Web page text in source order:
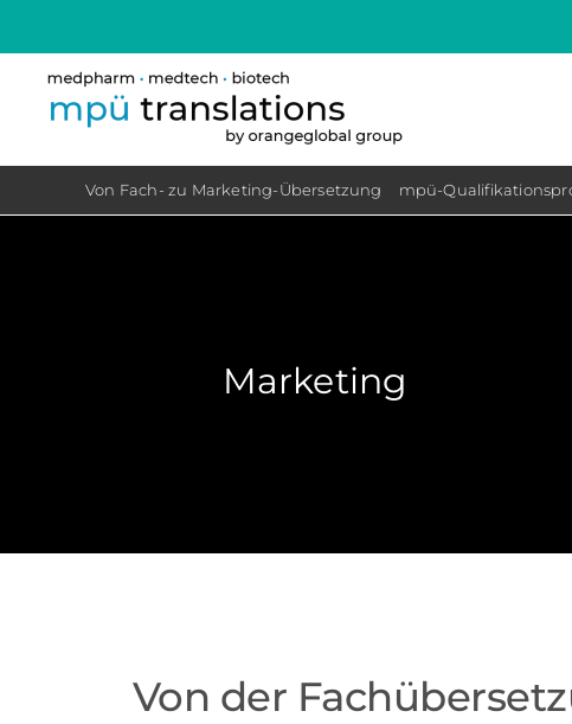
to
content
Von Fach- zu Marketing-Übersetzung mpü-
Marketing
Von der